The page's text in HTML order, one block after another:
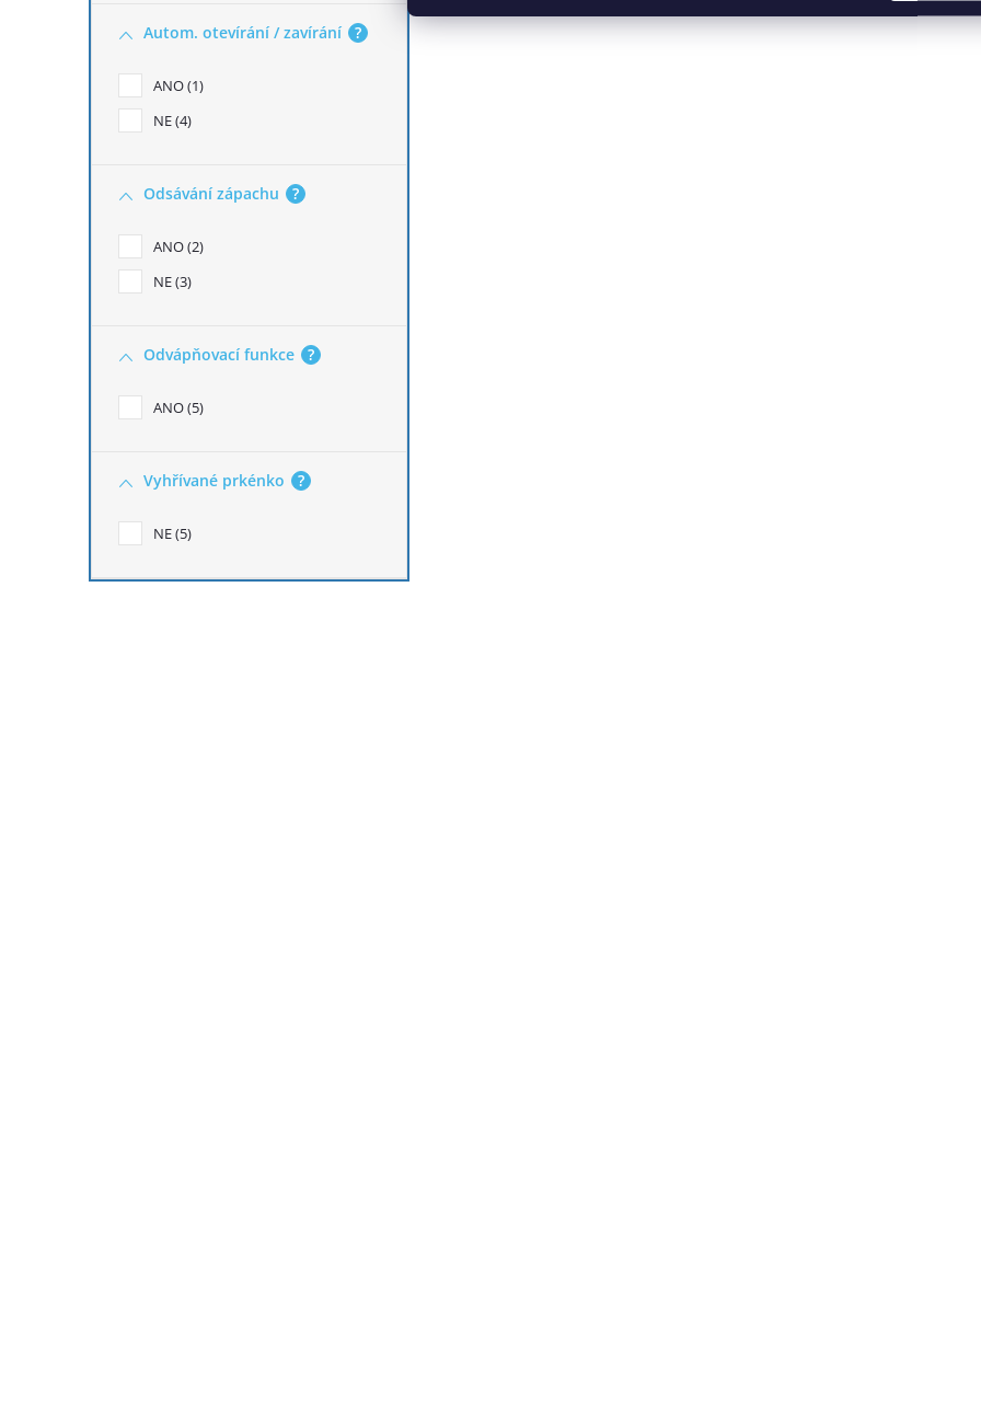
Autom. otevírání / zavírání ?
ANO 1
NE 4
Odsávání zápachu ?
ANO 2
NE 3
Odvápňovací funkce ?
ANO 5
Vyhřívané prkénko ?
NE 5